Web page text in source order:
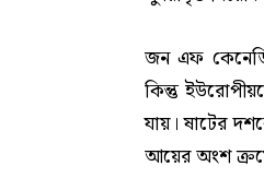
জন এফ
কিন্তু
যায়। ষাটের
আয়ের অংশ